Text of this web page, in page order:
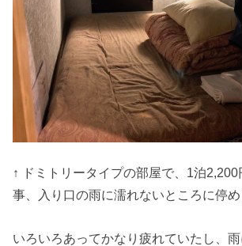
↑ ドミトリータイプの部屋で、1泊
事、入り口の雨に濡れないところに停め
いろいろあってかなり疲れていたし、